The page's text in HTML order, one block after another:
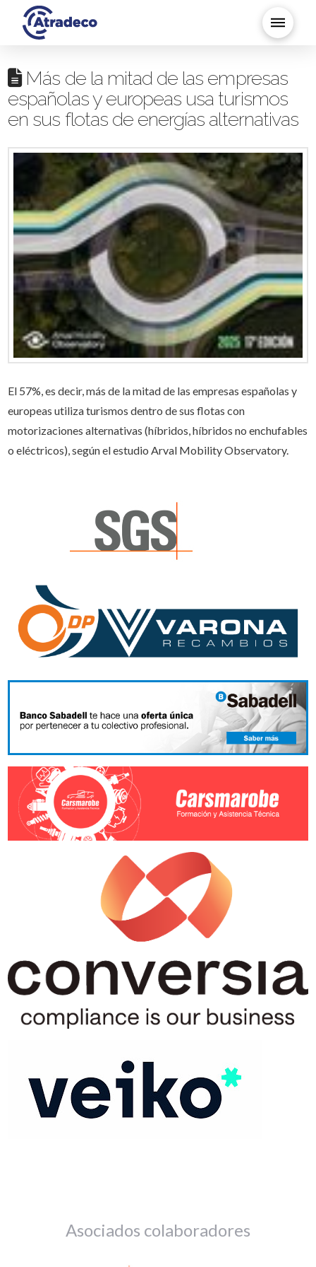
Más de la mitad de las empresas
españolas y europeas usa turismos
en sus flotas de energías alternativas
El 57%, es decir, más de la mitad de las empresas españolas y
europeas utiliza turismos dentro de sus flotas con
motorizaciones alternativas (híbridos, híbridos no enchufables
o eléctricos), según el estudio Arval Mobility Observatory.
Asociados colaboradores